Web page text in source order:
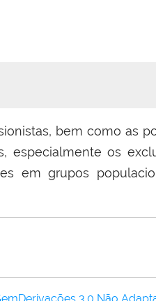
bem como as
especialmente os
em grupos